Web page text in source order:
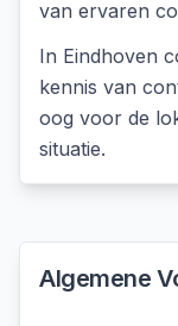
van ervaren
In Eindhoven
kennis van
oog voor de
situatie.
Algemene